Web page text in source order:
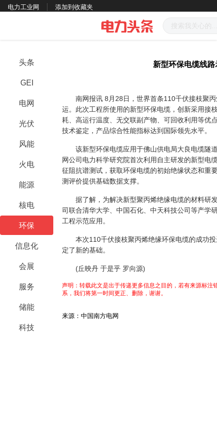
电力工业网 添加到收藏夹
头条
GEI
电网
光伏
风能
火电
能源
核电
环保
信息化
会展
服务
储能
科技
新型环保电缆线
南网报讯 8月28日，世界首条110千伏接枝聚丙
运。此次工程所使用的新型环保电缆，创新采用接
耗、高运行温度、无交联副产物、可回收利用等优
技术鉴定，产品综合性能指标达到国际领先水平。
该新型环保电缆应用于佛山供电局大良电缆隧
网公司电力科学研究院首次利用自主研发的新型电
征阻抗谱测试，获取环保电缆的初始绝缘状态和重
测评价提供基础数据支撑。
据了解，为解决新型聚丙烯绝缘电缆的材料研
司联合清华大学、中国石化、中天科技公司等产学
工程示范应用。
本次110千伏接枝聚丙烯绝缘环保电缆的成功投
定了新的基础。
(丘映丹 于是乎 罗向源)
声明：转载此文是出于传递更多信息之目的，若有来源标
系，我们将第一时间更正、删除，谢谢。
来源：中国南方电网